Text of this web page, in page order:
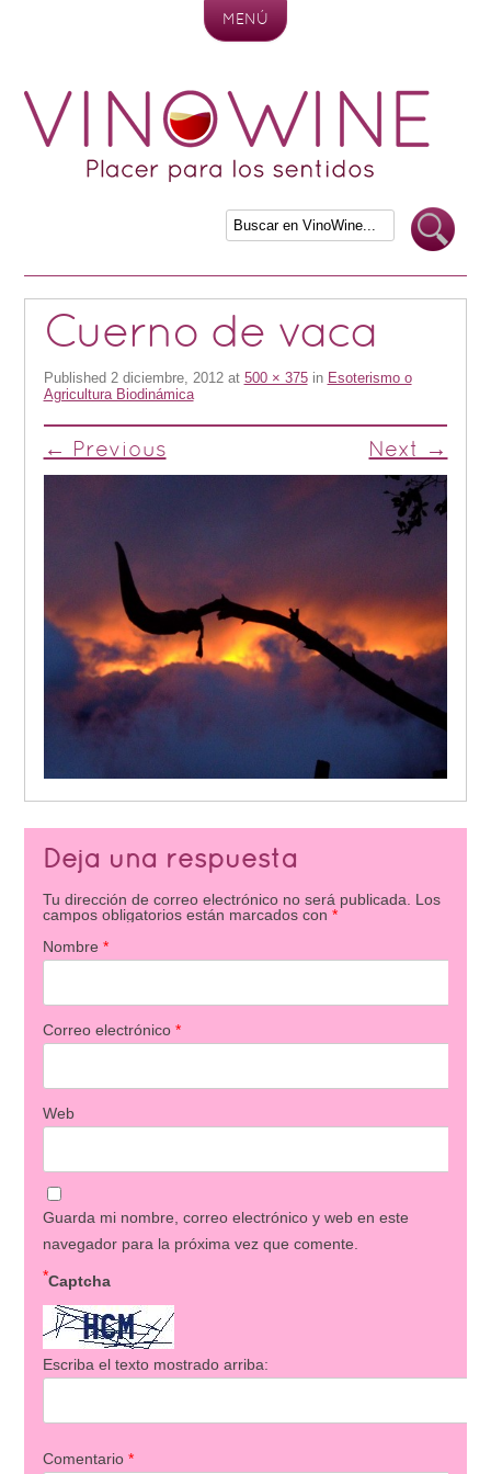
MENÚ
Cuerno de vaca
Published 2 diciembre, 2012at 500 × 375in Esoterismo o
Agricultura Biodinámica
← Previous Next →
Deja una respuesta
Tu dirección de correo electrónico no será publicada.
Los
campos obligatorios están marcados con *
Nombre *
Correo electrónico *
Web
Guarda mi nombre, correo electrónico y web en este
navegador para la próxima vez que comente.
Captcha
*
Escriba el texto mostrado arriba:
Comentario *